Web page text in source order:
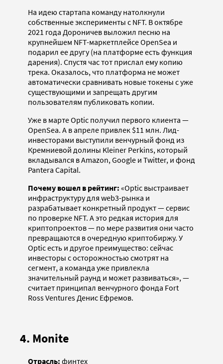
На идею стартапа команду натолкнули
собственные эксперименты с NFT. В октябре
2021 года Дороничев выложил песню на
крупнейшем NFT-маркетплейсе OpenSea и
подарил ее другу (на платформе есть функция
дарения). Спустя час тот прислал ему копию
трека. Оказалось, что платформа не может
автоматически сравнивать новые токены с уже
существующими и запрещать другим
пользователям публиковать копии.
Уже в марте Optic получил первого клиента —
OpenSea. А в апреле привлек $11 млн. Лид-
инвесторами выступили венчурный фонд из
Кремниевой долины Kleiner Perkins, который
вкладывался в Amazon, Google и Twitter, и фонд
Pantera Capital.
Почему вошел в рейтинг: «Optic выстраивает
инфраструктуру для web3-рынка и
разрабатывает конкретный продукт — сервис
по проверке NFT. А это редкая история для
криптопроектов — по мере развития они часто
превращаются в очередную криптобиржу. У
Optic есть и другое преимущество: сейчас
инвесторы с осторожностью смотрят на
сегмент, а команда уже привлекла
значительный раунд и может развиваться», —
считает принципал венчурного фонда Fort
Ross Ventures Денис Ефремов.
4. Monite
Отрасль: финтех